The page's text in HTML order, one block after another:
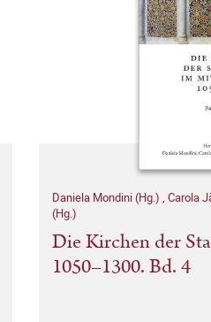
Daniela Mondini (Hg.) , Carola
(Hg.)
Die Kirchen der
1050–1300. Bd. 4